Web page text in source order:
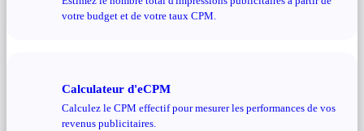
votre budget et de votre taux CPM.
Calculateur d'eCPM
Calculez le CPM effectif pour mesurer les performances de vos
revenus publicitaires.